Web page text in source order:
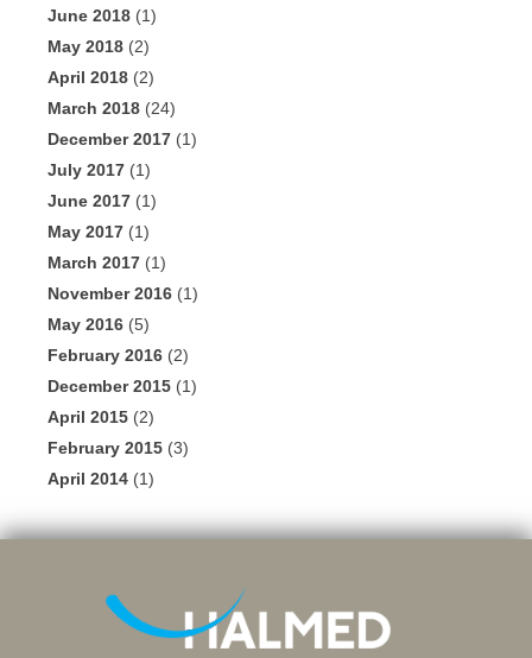
June 2018 (1)
May 2018 (2)
April 2018 (2)
March 2018 (24)
December 2017 (1)
July 2017 (1)
June 2017 (1)
May 2017 (1)
March 2017 (1)
November 2016 (1)
May 2016 (5)
February 2016 (2)
December 2015 (1)
April 2015 (2)
February 2015 (3)
April 2014 (1)